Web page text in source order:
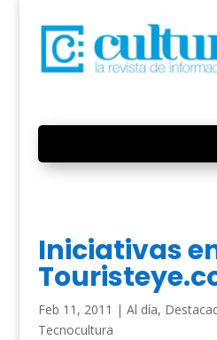
Iniciativas
Feb 11, 2011 | Al día,
Tecnocultura